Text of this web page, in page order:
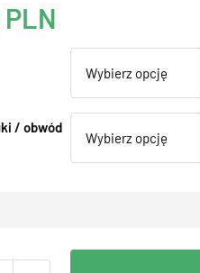
PLN
/ obwód